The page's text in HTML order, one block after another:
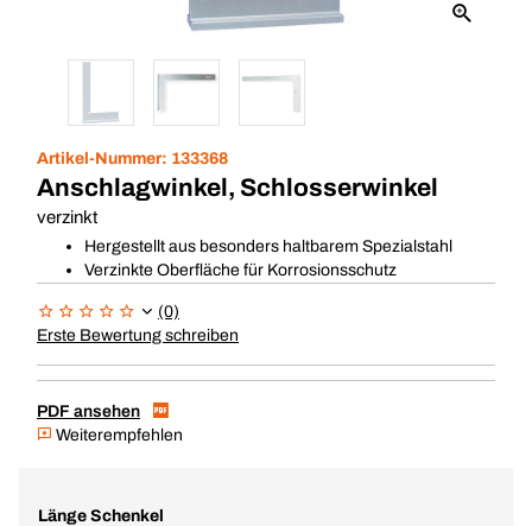
Artikel-Nummer: 133368
Anschlagwinkel, Schlosserwinkel
verzinkt
Hergestellt aus besonders haltbarem Spezialstahl
Verzinkte Oberfläche für Korrosionsschutz
(0)
Erste Bewertung schreiben
PDF ansehen
Weiterempfehlen
Länge Schenkel